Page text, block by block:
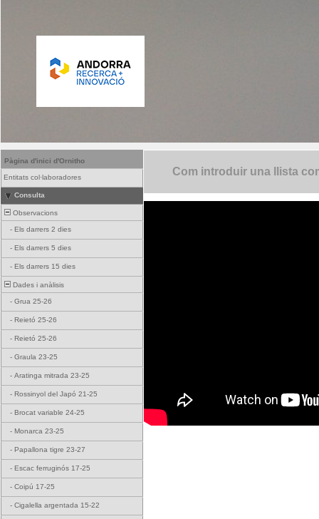
Pàgina d'inici d'Ornitho
Entitats col·laboradores
Consulta
Observacions
- Els darrers 2 dies
- Els darrers 5 dies
- Els darrers 15 dies
Dades i anàlisis
- Grua 25-26
- Reietó 25-26
- Reietó 25-26
- Graula 23-25
- Aratinga mitrada 23-25
- Rossinyol del Japó 21-25
- Brocat variable 24-25
- Monarca 23-25
- Papallona tigre 23-27
- Escac ferruginós 17-25
- Coipú 17-25
- Cigalella argentada 15-22
Com introduir una llista